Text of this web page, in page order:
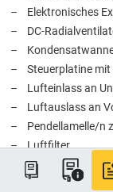
–
Elektronisches
–
DC-
–
–
Steuerplatine
–
Lufteinlass an
–
Luftauslass an
–
Pendellamelle/n
–
Luftfilter
Leise laufende,
Radialventilatoren